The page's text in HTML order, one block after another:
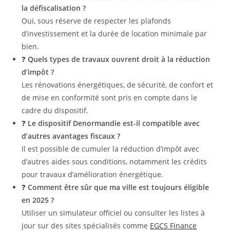
la défiscalisation ?
Oui, sous réserve de respecter les plafonds
d’investissement et la durée de location minimale par
bien.
❓Quels types de travaux ouvrent droit à la réduction
d’impôt ?
Les rénovations énergétiques, de sécurité, de confort et
de mise en conformité sont pris en compte dans le
cadre du dispositif.
❓ Le dispositif Denormandie est-il compatible avec
d’autres avantages fiscaux ?
Il est possible de cumuler la réduction d’impôt avec
d’autres aides sous conditions, notamment les crédits
pour travaux d’amélioration énergétique.
❓Comment être sûr que ma ville est toujours éligible
en 2025 ?
Utiliser un simulateur officiel ou consulter les listes à
jour sur des sites spécialisés comme EGCS Finance